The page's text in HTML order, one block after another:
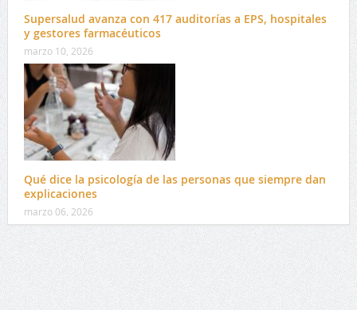
Supersalud avanza con 417 auditorías a EPS, hospitales
y gestores farmacéuticos
marzo 10, 2026
Qué dice la psicología de las personas que siempre dan
explicaciones
marzo 06, 2026